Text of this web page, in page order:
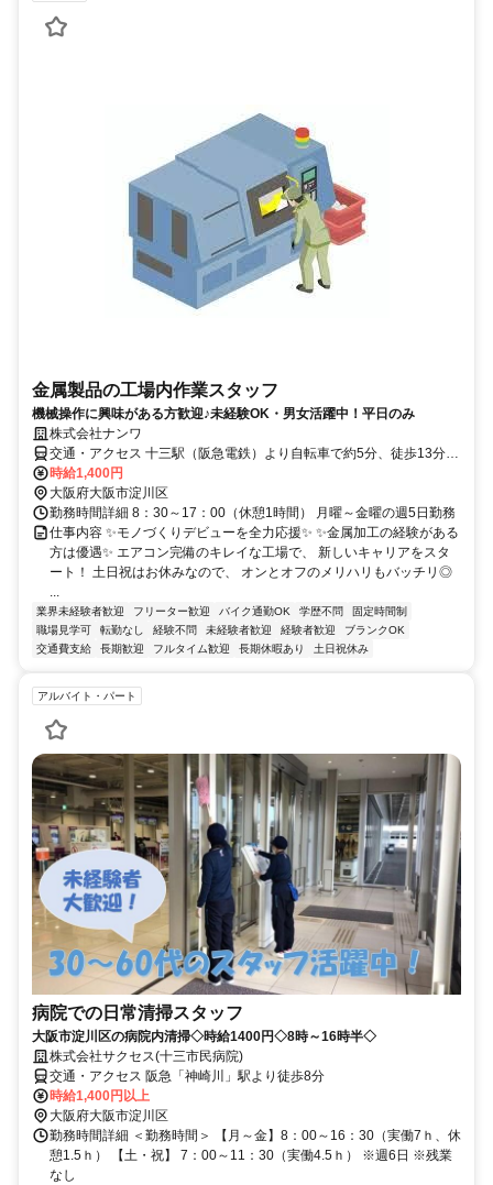
金属製品の工場内作業スタッフ
機械操作に興味がある方歓迎♪未経験OK・男女活躍中！平日のみ
株式会社ナンワ
交通・アクセス 十三駅（阪急電鉄）より自転車で約5分、徒歩13分ほ
ど
時給1,400円
大阪府大阪市淀川区
勤務時間詳細 8：30～17：00（休憩1時間） 月曜～金曜の週5日勤務
仕事内容 ✨モノづくりデビューを全力応援✨ ✨金属加工の経験がある
方は優遇✨ エアコン完備のキレイな工場で、 新しいキャリアをスタ
ート！ 土日祝はお休みなので、 オンとオフのメリハリもバッチリ◎
...
業界未経験者歓迎 フリーター歓迎 バイク通勤OK 学歴不問
固定時間制
職場見学可
転勤なし 経験不問 未経験者歓迎 経験者歓迎
ブランクOK
交通費支給
長期歓迎 フルタイム歓迎 長期休暇あり 土日祝休み
アルバイト・パート
病院での日常清掃スタッフ
大阪市淀川区の病院内清掃◇時給1400円◇8時～16時半◇
株式会社サクセス(十三市民病院)
交通・アクセス 阪急「神崎川」駅より徒歩8分
時給1,400円以上
大阪府大阪市淀川区
勤務時間詳細 ＜勤務時間＞ 【月～金】8：00～16：30（実働7ｈ、休
憩1.5ｈ） 【土・祝】 7：00～11：30（実働4.5ｈ） ※週6日 ※残業
なし